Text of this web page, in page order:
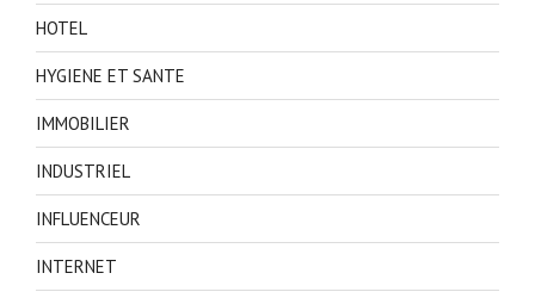
HOTEL
HYGIENE ET SANTE
IMMOBILIER
INDUSTRIEL
INFLUENCEUR
INTERNET